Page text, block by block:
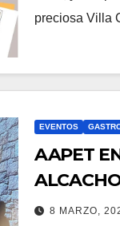
preciosa Villa
EVENTOS
AAPET
8 MARZO,